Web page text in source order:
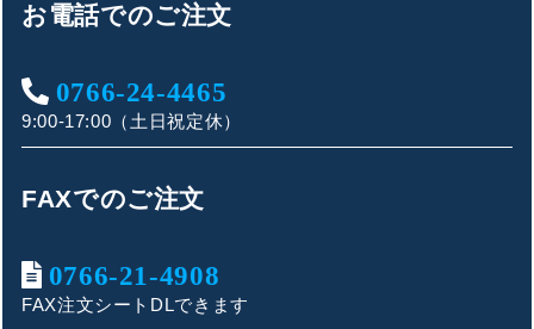
キンショウお問い合わせサポート
お電話でのご注文
0766-24-4465
9:00-17:00（土日祝定休）
FAXでのご注文
0766-21-4908
FAX注文シートDLできます